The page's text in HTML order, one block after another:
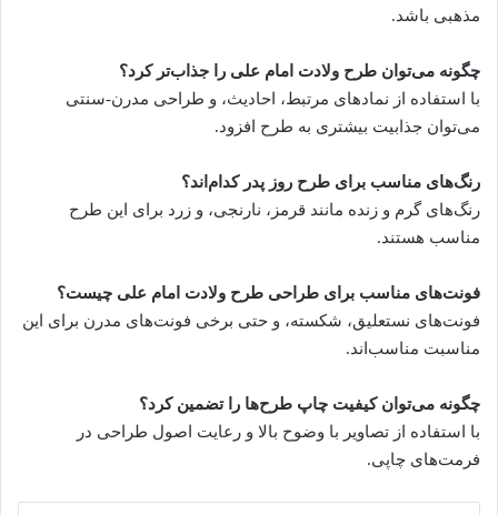
مذهبی باشد.
چگونه می‌توان طرح ولادت امام علی را جذاب‌تر کرد؟
با استفاده از نمادهای مرتبط، احادیث، و طراحی مدرن-سنتی
می‌توان جذابیت بیشتری به طرح افزود.
رنگ‌های مناسب برای طرح روز پدر کدام‌اند؟
رنگ‌های گرم و زنده مانند قرمز، نارنجی، و زرد برای این طرح
مناسب هستند.
فونت‌های مناسب برای طراحی طرح ولادت امام علی چیست؟
فونت‌های نستعلیق، شکسته، و حتی برخی فونت‌های مدرن برای این
مناسبت مناسب‌اند.
چگونه می‌توان کیفیت چاپ طرح‌ها را تضمین کرد؟
با استفاده از تصاویر با وضوح بالا و رعایت اصول طراحی در
فرمت‌های چاپی.